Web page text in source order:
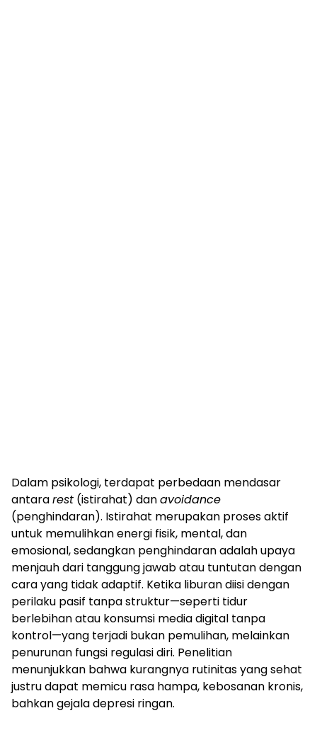
Dalam psikologi, terdapat perbedaan mendasar
antararest (istirahat) danavoidance
(penghindaran). Istirahat merupakan proses aktif
untuk memulihkan energi fisik, mental, dan
emosional, sedangkan penghindaran adalah upaya
menjauh dari tanggung jawab atau tuntutan dengan
cara yang tidak adaptif. Ketika liburan diisi dengan
perilaku pasif tanpa struktur—seperti tidur
berlebihan atau konsumsi media digital tanpa
kontrol—yang terjadi bukan pemulihan, melainkan
penurunan fungsi regulasi diri. Penelitian
menunjukkan bahwa kurangnya rutinitas yang sehat
justru dapat memicu rasa hampa, kebosanan kronis,
bahkan gejala depresi ringan.